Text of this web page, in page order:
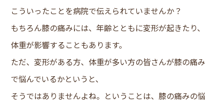
こういったことを病院で伝えられていませんか？
もちろん膝の痛みには、年齢とともに変形が起きたり、
体重が影響することもあります。
ただ、変形がある方、体重が多い方の皆さんが膝の痛み
で悩んでいるかというと、
そうではありませんよね。ということは、膝の痛みの悩